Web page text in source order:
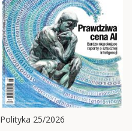
Polityka 25/2026